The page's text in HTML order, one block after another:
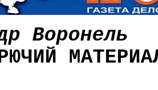
Воронель